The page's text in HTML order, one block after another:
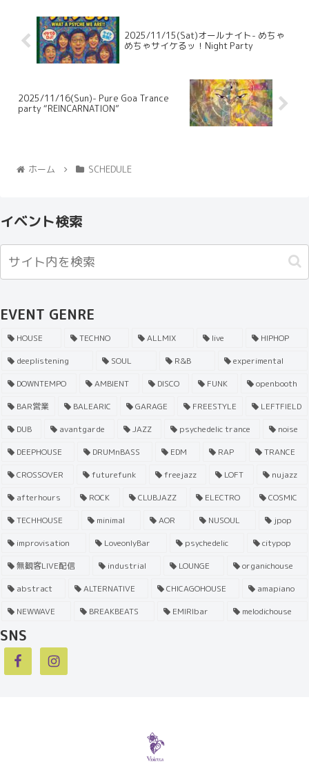
2025/11/15(Sat)オールナイト- めちゃ
めちゃサイケるッ！Night Party
2025/11/16(Sun)- Pure Goa Trance
party “REINCARNATION”
ホーム SCHEDULE
イベント検索
EVENT GENRE
HOUSE TECHNO ALLMIX live
HIPHOP
deeplistening
SOUL R&B
experimental
DOWNTEMPO
AMBIENT DISCO FUNK
openbooth
BAR営業
BALEARIC GARAGE FREESTYLE
LEFTFIELD
DUB
avantgarde JAZZ psychedelic trance
noise
DEEPHOUSE
DRUMnBASS EDM RAP
TRANCE
CROSSOVER
futurefunk freejazz LOFT
nujazz
afterhours
ROCK CLUBJAZZ ELECTRO
COSMIC
TECHHOUSE
minimal AOR NUSOUL
jpop
improvisation
LoveonlyBar psychedelic
citypop
無観客LIVE配信
industrial LOUNGE
organichouse
abstract
ALTERNATIVE CHICAGOHOUSE
amapiano
NEWWAVE
BREAKBEATS EMIRIbar melodichouse
SNS